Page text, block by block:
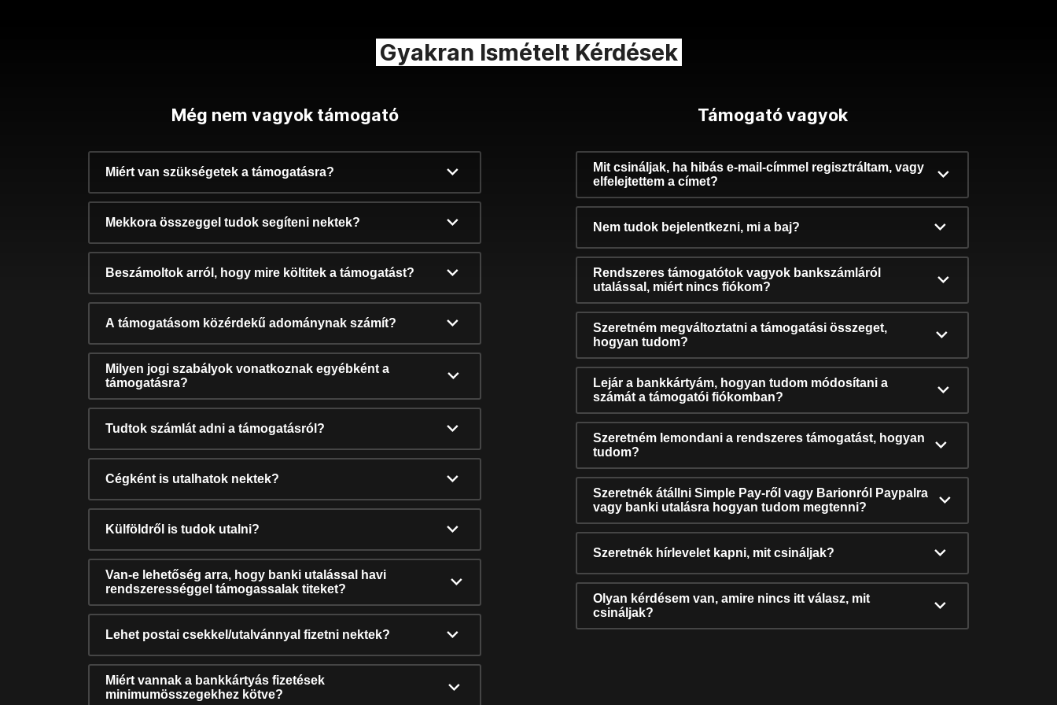
Gyakran Ismételt Kérdések
Még nem vagyok támogató
Miért van szükségetek a támogatásra?
Mekkora összeggel tudok segíteni nektek?
Beszámoltok arról, hogy mire költitek a támogatást?
A támogatásom közérdekű adománynak számít?
Milyen jogi szabályok vonatkoznak egyébként a
támogatásra?
Tudtok számlát adni a támogatásról?
Cégként is utalhatok nektek?
Külföldről is tudok utalni?
Van-e lehetőség arra, hogy banki utalással havi
rendszerességgel támogassalak titeket?
Lehet postai csekkel/utalvánnyal fizetni nektek?
Miért vannak a bankkártyás fizetések
minimumösszegekhez kötve?
Támogató vagyok
Mit csináljak, ha hibás e-mail-címmel regisztráltam, vagy
elfelejtettem a címet?
Nem tudok bejelentkezni, mi a baj?
Rendszeres támogatótok vagyok bankszámláról
utalással, miért nincs fiókom?
Szeretném megváltoztatni a támogatási összeget,
hogyan tudom?
Lejár a bankkártyám, hogyan tudom módosítani a
számát a támogatói fiókomban?
Szeretném lemondani a rendszeres támogatást, hogyan
tudom?
Szeretnék átállni Simple Pay-ről vagy Barionról Paypalra
vagy banki utalásra hogyan tudom megtenni?
Szeretnék hírlevelet kapni, mit csináljak?
Olyan kérdésem van, amire nincs itt válasz, mit
csináljak?